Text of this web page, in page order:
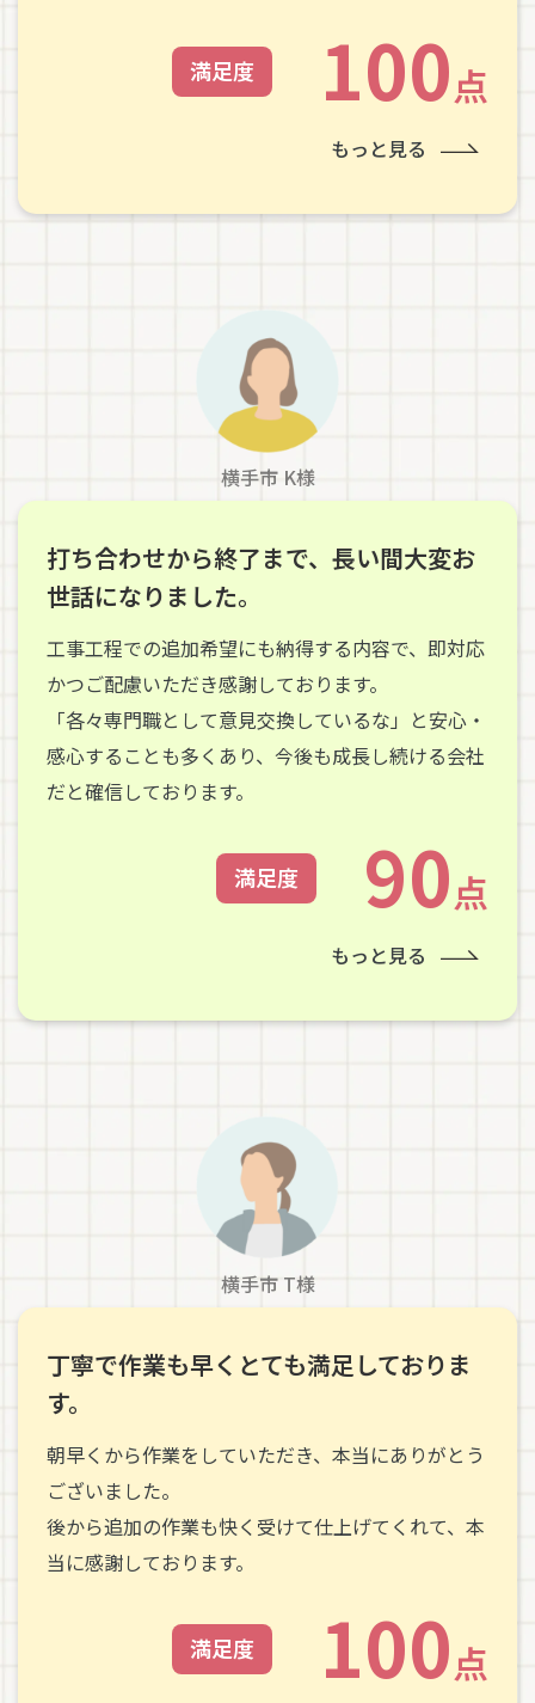
満足度 100点
もっと見る
横手市 K様
打ち合わせから終了まで、長い間大変お
世話になりました。
工事工程での追加希望にも納得する内容で、即対応
かつご配慮いただき感謝しております。
「各々専門職として意見交換しているな」と安心・
感心することも多くあり、今後も成長し続ける会社
だと確信しております。
満足度 90点
もっと見る
横手市 T様
丁寧で作業も早くとても満足しておりま
す。
朝早くから作業をしていただき、本当にありがとう
ございました。
後から追加の作業も快く受けて仕上げてくれて、本
当に感謝しております。
満足度 100点